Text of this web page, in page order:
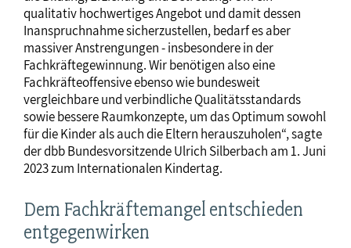
qualitativ hochwertiges Angebot und damit dessen
Inanspruchnahme sicherzustellen, bedarf es aber
massiver Anstrengungen ­- insbesondere in der
Fachkräftegewinnung. Wir benötigen also eine
Fachkräfteoffensive ebenso wie bundesweit
vergleichbare und verbindliche Qualitätsstandards
sowie bessere Raumkonzepte, um das Optimum sowohl
für die Kinder als auch die Eltern herauszuholen“, sagte
der dbb Bundesvorsitzende Ulrich Silberbach am 1. Juni
2023 zum Internationalen Kindertag.
Dem Fachkräftemangel entschieden
entgegenwirken